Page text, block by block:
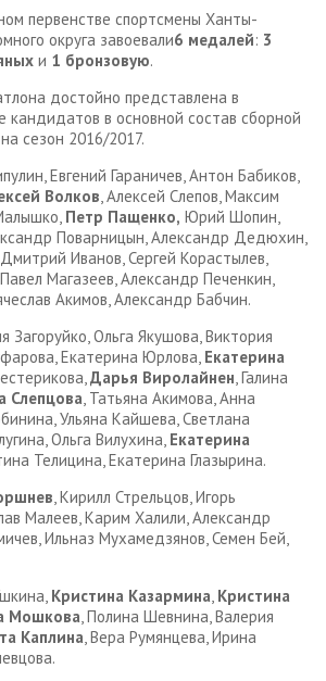
первенстве спортсмены Ханты-
округа завоевали6 медалей: 3
и 1 бронзовую.
достойно представлена в
кандидатов в основной состав сборной
сезон 2016/2017.
Евгений Гараничев, Антон Бабиков,
Волков, Алексей Слепов, Максим
Петр Пащенко, Юрий Шопин,
Поварницын, Александр Дедюхин,
Иванов, Сергей Корастылев,
Магазеев, Александр Печенкин,
Акимов, Александр Бабчин.
Загоруйко, Ольга Якушова, Виктория
Екатерина Юрлова, Екатерина
Дарья Виролайнен, Галина
Слепцова, Татьяна Акимова, Анна
Ульяна Кайшева, Светлана
Ольга Вилухина, Екатерина
Телицина, Екатерина Глазырина.
, Кирилл Стрельцов, Игорь
Малеев, Карим Халили, Александр
Ильназ Мухамедзянов, Семен Бей,
Кристина Казармина, Кристина
Мошкова, Полина Шевнина, Валерия
Каплина, Вера Румянцева, Ирина